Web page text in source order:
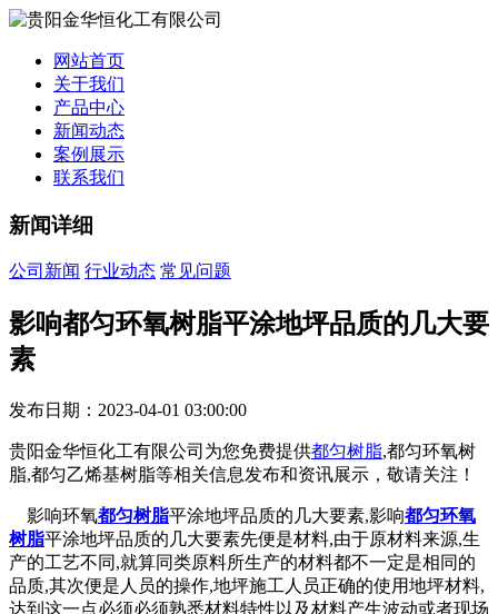
网站首页
关于我们
产品中心
新闻动态
案例展示
联系我们
新闻详细
公司新闻 行业动态 常见问题
影响都匀环氧树脂平涂地坪品质的几大要
素
发布日期：2023-04-01 03:00:00
贵阳金华恒化工有限公司为您免费提供都匀树脂,都匀环氧树
脂,都匀乙烯基树脂等相关信息发布和资讯展示，敬请关注！
影响环氧都匀树脂平涂地坪品质的几大要素,影响都匀环氧
树脂平涂地坪品质的几大要素先便是材料,由于原材料来源,生
产的工艺不同,就算同类原料所生产的材料都不一定是相同的
品质,其次便是人员的操作,地坪施工人员正确的使用地坪材料,
达到这一点必须必须熟悉材料特性以及材料产生波动或者现场